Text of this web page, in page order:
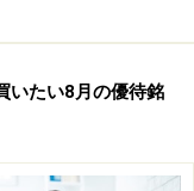
どのようなパフ
う。今回は同社株
売却した場合の検
買をすると、株主
マンスの大きさを
いたい8月の優待銘